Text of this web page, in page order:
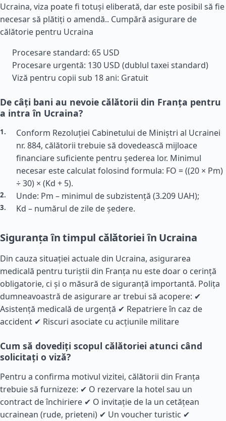
Ucraina, viza poate fi totuși eliberată, dar este posibil să fie
necesar să plătiți o amendă.. Cumpără asigurare de
călătorie pentru Ucraina
Procesare standard: 65 USD
Procesare urgentă: 130 USD (dublul taxei standard)
Viză pentru copii sub 18 ani: Gratuit
De câți bani au nevoie călătorii din Franța pentru
a intra în Ucraina?
Conform Rezoluției Cabinetului de Miniștri al Ucrainei
nr. 884, călătorii trebuie să dovedească mijloace
financiare suficiente pentru șederea lor. Minimul
necesar este calculat folosind formula: FO = ((20 × Pm)
÷ 30) × (Kd + 5).
Unde: Pm – minimul de subzistență (3.209 UAH);
Kd – numărul de zile de ședere.
Siguranța în timpul călătoriei în Ucraina
Din cauza situației actuale din Ucraina, asigurarea
medicală pentru turiștii din Franța nu este doar o cerință
obligatorie, ci și o măsură de siguranță importantă. Polița
dumneavoastră de asigurare ar trebui să acopere: ✔
Asistență medicală de urgență ✔ Repatriere în caz de
accident ✔ Riscuri asociate cu acțiunile militare
Cum să dovediți scopul călătoriei atunci când
solicitați o viză?
Pentru a confirma motivul vizitei, călătorii din Franța
trebuie să furnizeze: ✔ O rezervare la hotel sau un
contract de închiriere ✔ O invitație de la un cetățean
ucrainean (rude, prieteni) ✔ Un voucher turistic ✔